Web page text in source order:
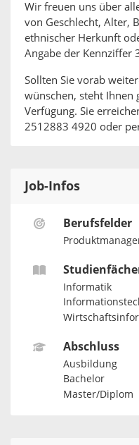
Wir freuen uns über
von Geschlecht, Alter,
ethnischer Herkunft
Angabe der Kennziffer
Sollten Sie vorab
wünschen, steht Ihnen
Verfügung. Sie
2512883 4920 oder
Job-Infos
Berufsfelder
Informatik
Abschluss
Ausbildung
Bachelor
Master/Diplom